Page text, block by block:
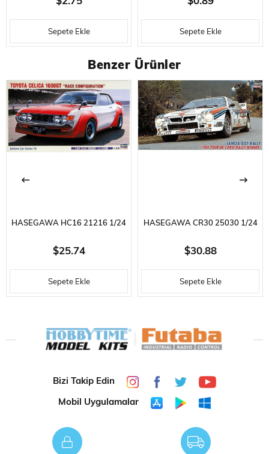
BIÇAĞI- 5 YEDEK UÇ İLE
Sepete Ekle
-320/800 GRID- 180 X 30 X 4
MM.
Sepete Ekle
Benzer Ürünler
HASEGAWA HC16 21216 1/24
ÖLÇEK, TOYOTA CELICA
1600GT (RACE
CONFIGURATION), YARIŞ
$25.74
Sepete Ekle
HASEGAWA CR30 25030 1/24
ÖLÇEK, LANCIA 037 (1984
TOUR DE CORSE RALLI
ŞAMPIYONU), YARIŞ ARACI
$30.88
Sepete Ekle
Bizi Takip Edin
Mobil Uygulamalar